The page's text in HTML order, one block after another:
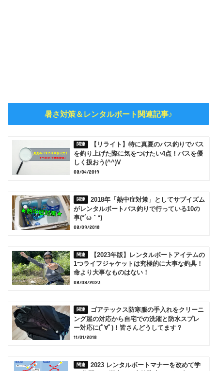
暑さ対策＆レンタルボート関連記事♪
【リライト】特に真夏のバス釣りでバス
を釣り上げた際に気をつけたい4点！バスを優
しく扱おう(^^)V
08/04/2019
2018年「熱中症対策」としてサブイズム
がレンタルボートバス釣りで行っている10の
事(*´ω｀*)
08/09/2018
【2023年版】レンタルボートアイテムの
1つライフジャケットは究極的に大事な釣具！
命より大事なものはない！
08/08/2023
ゴアテックス防寒服の手入れをクリーニ
ング屋の対応から自宅での洗濯と防水スプレ
ー対応に(ﾟ∀ﾟ)！皆さんどうしてます？
11/01/2018
2023 レンタルボートマナーを改めて学